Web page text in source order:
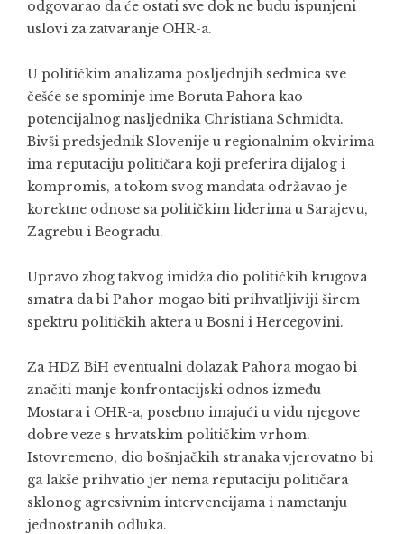
odgovarao da će ostati sve dok ne budu ispunjeni
uslovi za zatvaranje OHR-a.
U političkim analizama posljednjih sedmica sve
češće se spominje ime Boruta Pahora kao
potencijalnog nasljednika Christiana Schmidta.
Bivši predsjednik Slovenije u regionalnim okvirima
ima reputaciju političara koji preferira dijalog i
kompromis, a tokom svog mandata održavao je
korektne odnose sa političkim liderima u Sarajevu,
Zagrebu i Beogradu.
Upravo zbog takvog imidža dio političkih krugova
smatra da bi Pahor mogao biti prihvatljiviji širem
spektru političkih aktera u Bosni i Hercegovini.
Za HDZ BiH eventualni dolazak Pahora mogao bi
značiti manje konfrontacijski odnos između
Mostara i OHR-a, posebno imajući u vidu njegove
dobre veze s hrvatskim političkim vrhom.
Istovremeno, dio bošnjačkih stranaka vjerovatno bi
ga lakše prihvatio jer nema reputaciju političara
sklonog agresivnim intervencijama i nametanju
jednostranih odluka.